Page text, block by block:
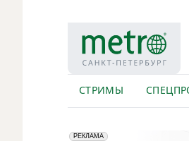
СТРИМЫ
erid: 2VfnxyFybV5
РЕКЛАМА
ПАО "Банк "Санкт-Петербург",